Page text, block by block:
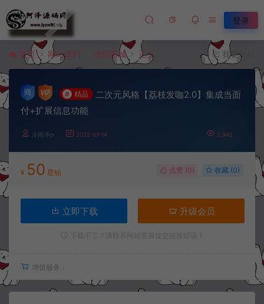
登录
首页 网站源码 虚拟商城 正文 我要投稿
# 精品
二次元风格【荔枝发咖2.0】集成当面
付+扩展信息功能
冷雨泽ღ 2022-07-14 2,942
¥ 50 星钻 点赞 (0) 收藏 (0)
立即下载 升级会员
增值服务：